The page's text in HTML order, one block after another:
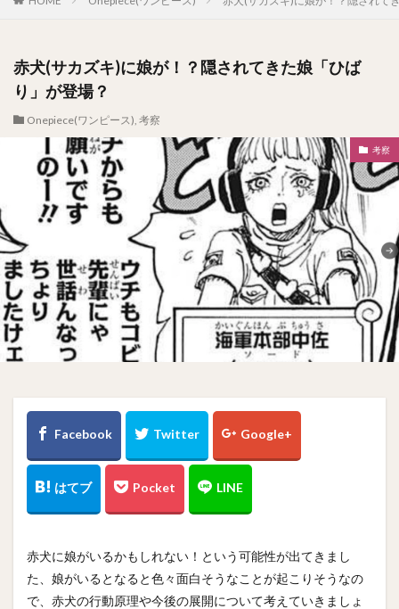
赤犬(サカズキ)に娘が！？隠されてきた娘「ひば
り」が登場？
Onepiece(ワンピース), 考察
考察
赤犬に娘がいるかもしれない！という可能性が出てきまし
た、娘がいるとなると色々面白そうなことが起こりそうなの
で、赤犬の行動原理や今後の展開について考えていきましょ